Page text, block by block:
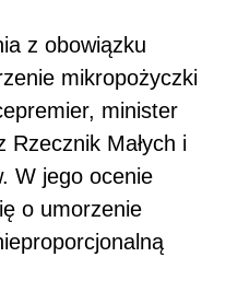
z obowiązku
mikropożyczki
minister
Rzecznik Małych i
W jego ocenie
o umorzenie